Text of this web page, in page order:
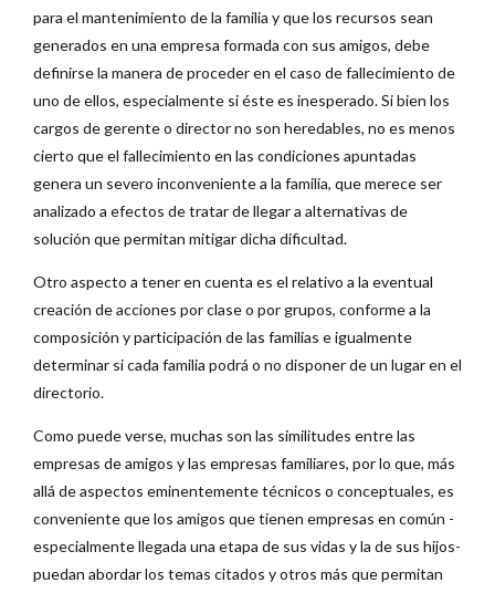
para el mantenimiento de la familia y que los recursos sean
generados en una empresa formada con sus amigos, debe
definirse la manera de proceder en el caso de fallecimiento de
uno de ellos, especialmente si éste es inesperado. Si bien los
cargos de gerente o director no son heredables, no es menos
cierto que el fallecimiento en las condiciones apuntadas
genera un severo inconveniente a la familia, que merece ser
analizado a efectos de tratar de llegar a alternativas de
solución que permitan mitigar dicha dificultad.
Otro aspecto a tener en cuenta es el relativo a la eventual
creación de acciones por clase o por grupos, conforme a la
composición y participación de las familias e igualmente
determinar si cada familia podrá o no disponer de un lugar en el
directorio.
Como puede verse, muchas son las similitudes entre las
empresas de amigos y las empresas familiares, por lo que, más
allá de aspectos eminentemente técnicos o conceptuales, es
conveniente que los amigos que tienen empresas en común -
especialmente llegada una etapa de sus vidas y la de sus hijos-
puedan abordar los temas citados y otros más que permitan